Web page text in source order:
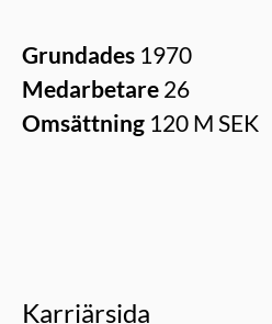
Grundades 1970
Medarbetare 26
Omsättning 120 M SEK
Karriärsida